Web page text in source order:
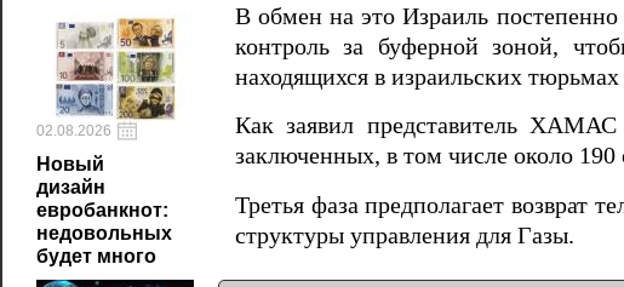
02.08.2026
Новый
дизайн
евробанкнот:
недовольных
будет много
В обмен на это Израиль постепенно
контроль за буферной зоной,
находящихся в израильских тюрьмах
Как заявил представитель
заключенных, в том числе около
Третья фаза предполагает возврат
структуры управления для Газы.